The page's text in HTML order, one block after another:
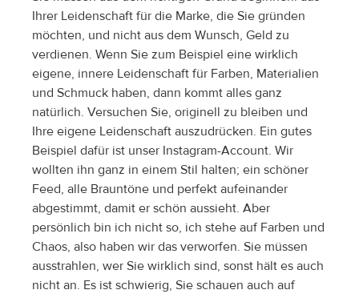
Ihrer Leidenschaft für die Marke, die Sie gründen
möchten, und nicht aus dem Wunsch, Geld zu
verdienen. Wenn Sie zum Beispiel eine wirklich
eigene, innere Leidenschaft für Farben, Materialien
und Schmuck haben, dann kommt alles ganz
natürlich. Versuchen Sie, originell zu bleiben und
Ihre eigene Leidenschaft auszudrücken. Ein gutes
Beispiel dafür ist unser Instagram-Account. Wir
wollten ihn ganz in einem Stil halten; ein schöner
Feed, alle Brauntöne und perfekt aufeinander
abgestimmt, damit er schön aussieht. Aber
persönlich bin ich nicht so, ich stehe auf Farben und
Chaos, also haben wir das verworfen. Sie müssen
ausstrahlen, wer Sie wirklich sind, sonst hält es auch
nicht an. Es ist schwierig, Sie schauen auch auf